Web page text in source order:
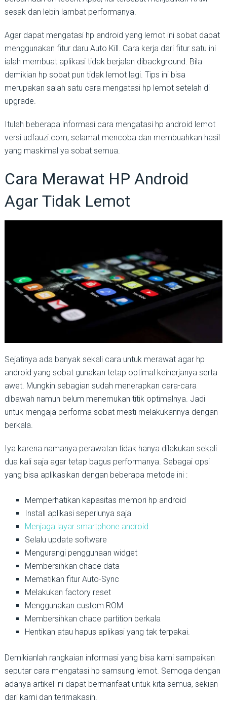
sesak dan lebih lambat performanya.
Agar dapat mengatasi hp android yang lemot ini sobat dapat
menggunakan fitur daru Auto Kill. Cara kerja dari fitur satu ini
ialah membuat aplikasi tidak berjalan dibackground. Bila
demikian hp sobat pun tidak lemot lagi. Tips ini bisa
merupakan salah satu cara mengatasi hp lemot setelah di
upgrade.
Itulah beberapa informasi cara mengatasi hp android lemot
versi udfauzi.com, selamat mencoba dan membuahkan hasil
yang maskimal ya sobat semua.
Cara Merawat HP Android
Agar Tidak Lemot
Sejatinya ada banyak sekali cara untuk merawat agar hp
android yang sobat gunakan tetap optimal keinerjanya serta
awet. Mungkin sebagian sudah menerapkan cara-cara
dibawah namun belum menemukan titik optimalnya. Jadi
untuk mengaja performa sobat mesti melakukannya dengan
berkala.
Iya karena namanya perawatan tidak hanya dilakukan sekali
dua kali saja agar tetap bagus performanya. Sebagai opsi
yang bisa aplikasikan dengan beberapa metode ini :
Memperhatikan kapasitas memori hp android
Install aplikasi seperlunya saja
Menjaga layar smartphone android
Selalu update software
Mengurangi penggunaan widget
Membersihkan chace data
Mematikan fitur Auto-Sync
Melakukan factory reset
Menggunakan custom ROM
Membersihkan chace partition berkala
Hentikan atau hapus aplikasi yang tak terpakai.
Demikianlah rangkaian informasi yang bisa kami sampaikan
seputar cara mengatasi hp samsung lemot. Semoga dengan
adanya artikel ini dapat bermanfaat untuk kita semua, sekian
dari kami dan terimakasih.